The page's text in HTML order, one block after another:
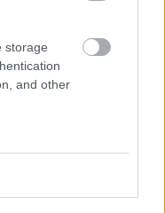
storage
and other
Lake
ei asiaa